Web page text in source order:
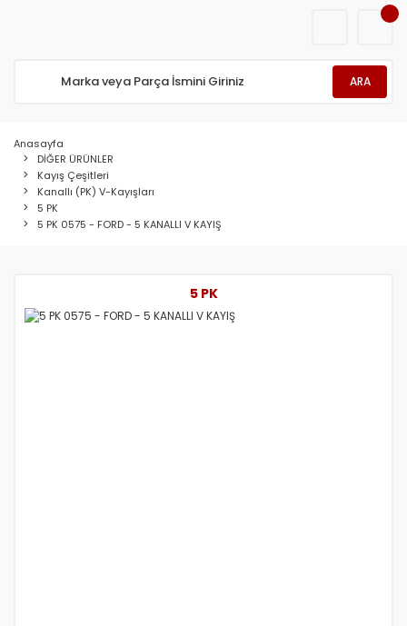
ARA
Anasayfa
DİĞER ÜRÜNLER
Kayış Çeşitleri
Kanallı (PK) V-Kayışları
5 PK
5 PK 0575 - FORD - 5 KANALLI V KAYIŞ
5 PK